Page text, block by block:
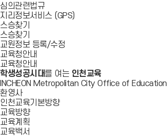
심의관련법규
지리정보서비스 (GPS)
스승찾기
스승찾기
교원정보 등록/수정
교육청안내
교육청안내
학생성공시대를 여는 인천교육
INCHEON Metropolitan City Office of Education
환영사
인천교육기본방향
교육방향
교육계획
교육백서